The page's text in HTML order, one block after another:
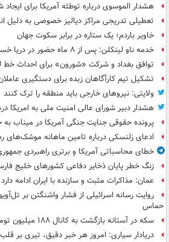
هشدار الموسوی درباره توطئه آمریکا برای
تعطیلی تدریجی مراکز دیالیز خصوصی به دلیل
خاویر باردم؛ یک ستاره در برابر سکوت جهان
خدمه ناو لینکلن: پس از ۸ ماه حضور در دریا خسته و درمانده‌ شدیم
توافق بغداد و شرکت «شورون» برای احداث خط
تشکیل تیم کارآگاهان زبده برای دستگیری
ولایتی: نیروهای خارجی باید منطقه را ترک کنند
هشدار دبیر شورای عالی امنیت ملی به امریکا
پرونده حقوقی جنایت جنگی آمریکا در میناب به
ادعای زلنسکی درباره تامین ماهانه موشک‌های
خطای محاسباتی آمریکا و برتری راهبردی
زنگ خطر پایان ذخایر دفاعی کشورهای خلیج
عمان: مذاکرات مثبت و سازنده با ایران ادامه دارد
روایت رسانه اسرائیلی از فشار واشنگتن بر
حماس
سکه در آستانه بازگشت به کانال ۱۸۸ میلیون تومان
دریادار سیاری: امروز هر خبر دقیق، تیری بر